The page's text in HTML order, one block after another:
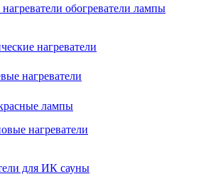
обогреватели лампы
нагреватели
нагреватели
лампы
нагреватели
для ИК сауны